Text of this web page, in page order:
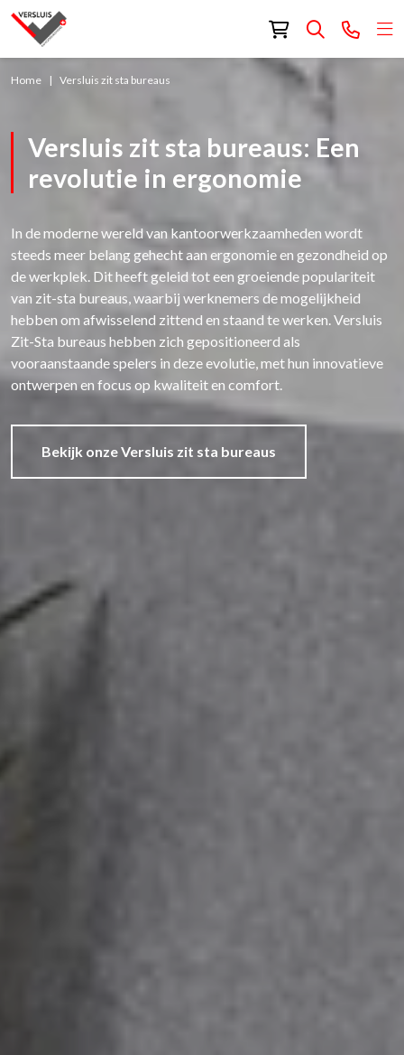
Home Versluis zit sta bureaus
Versluis zit sta bureaus: Een
revolutie in ergonomie
In de moderne wereld van kantoorwerkzaamheden wordt
steeds meer belang gehecht aan ergonomie en gezondheid op
de werkplek. Dit heeft geleid tot een groeiende populariteit
van zit-sta bureaus, waarbij werknemers de mogelijkheid
hebben om afwisselend zittend en staand te werken. Versluis
Zit-Sta bureaus hebben zich gepositioneerd als
vooraanstaande spelers in deze evolutie, met hun innovatieve
ontwerpen en focus op kwaliteit en comfort.
Bekijk onze Versluis zit sta bureaus